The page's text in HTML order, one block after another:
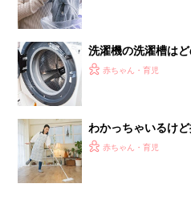
洗濯機の洗濯槽は
掃除するのが正解
赤ちゃん・育児
わかっちゃいるけ
「わが家のここにホ
赤ちゃん・育児